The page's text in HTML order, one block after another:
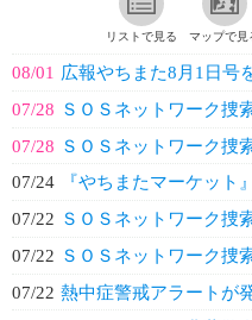
リストで見る マップで見
08/01 広報やちまた8月1日号
07/28 ＳＯＳネットワーク捜
07/28 ＳＯＳネットワーク捜
07/24
『やちまたマーケット
07/22 ＳＯＳネットワーク捜
07/22 ＳＯＳネットワーク捜
07/22 熱中症警戒アラートが